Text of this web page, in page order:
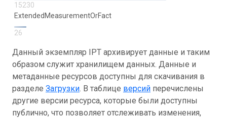
15230
ExtendedMeasurementOrFact
26
Данный экземпляр IPT архивирует данные и таким
образом служит хранилищем данных. Данные и
метаданные ресурсов доступны для скачивания в
разделе Загрузки. В таблице версий перечислены
другие версии ресурса, которые были доступны
публично, что позволяет отслеживать изменения,